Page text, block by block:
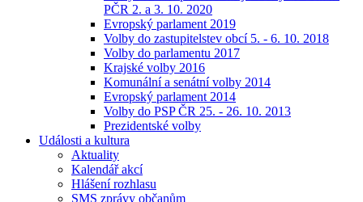
PČR 2. a 3. 10. 2020
Evropský parlament 2019
Volby do zastupitelstev obcí 5. - 6. 10. 2018
Volby do parlamentu 2017
Krajské volby 2016
Komunální a senátní volby 2014
Evropský parlament 2014
Volby do PSP ČR 25. - 26. 10. 2013
Prezidentské volby
Události a kultura
Aktuality
Kalendář akcí
Hlášení rozhlasu
SMS zprávy občanům